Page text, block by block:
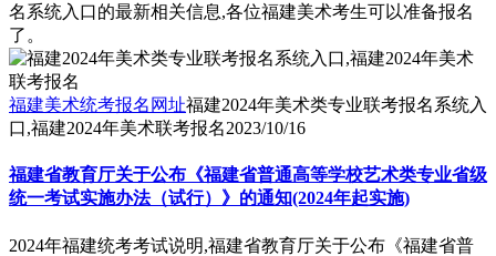
名系统入口的最新相关信息,各位福建美术考生可以准备报名
了。
福建美术统考报名网址福建2024年美术类专业联考报名系统入
口,福建2024年美术联考报名2023/10/16
福建省教育厅关于公布《福建省普通高等学校艺术类专业省级
统一考试实施办法（试行）》的通知(2024年起实施)
2024年福建统考考试说明,福建省教育厅关于公布《福建省普